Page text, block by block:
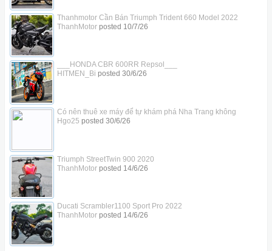
Thanhmotor Cần Bán Triumph Trident 660 Model 2022
ThanhMotorposted 10/7/26
___HONDA CBR 600RR Repsol___
HITMEN_Bi posted 30/6/26
Có nên thuê xe máy để tự khám phá Nha Trang không
Hgo25 posted 30/6/26
Triumph StreetTwin 900 2020
ThanhMotorposted 14/6/26
Ducati Scrambler1100 Sport Pro 2022
ThanhMotorposted 14/6/26